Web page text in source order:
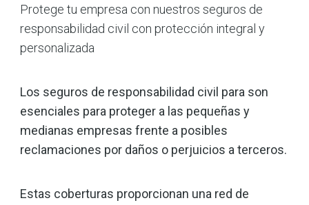
Protege tu empresa con nuestros seguros de
responsabilidad civil con protección integral y
personalizada
Los seguros de responsabilidad civil para son
esenciales para proteger a las pequeñas y
medianas empresas frente a posibles
reclamaciones por daños o perjuicios a terceros.
Estas coberturas proporcionan una red de